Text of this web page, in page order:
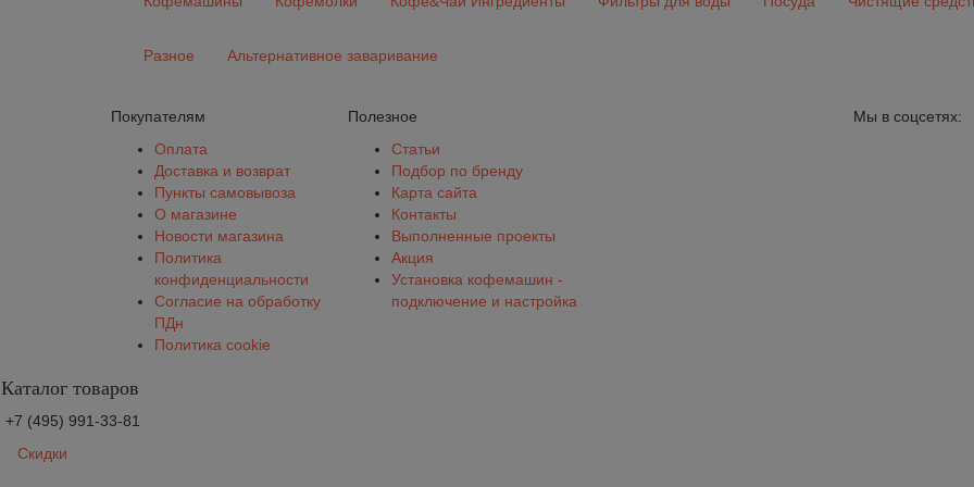
Разное Альтернативное заваривание
Покупателям
Оплата
Доставка и возврат
Пункты самовывоза
О магазине
Новости магазина
Политика
конфиденциальности
Согласие на обработку
ПДн
Политика cookie
Полезное
Статьи
Подбор по бренду
Карта сайта
Контакты
Выполненные проекты
Акция
Установка кофемашин -
подключение и настройка
Мы в соцсетях:
Каталог товаров
+7 (495) 991-33-81
Скидки